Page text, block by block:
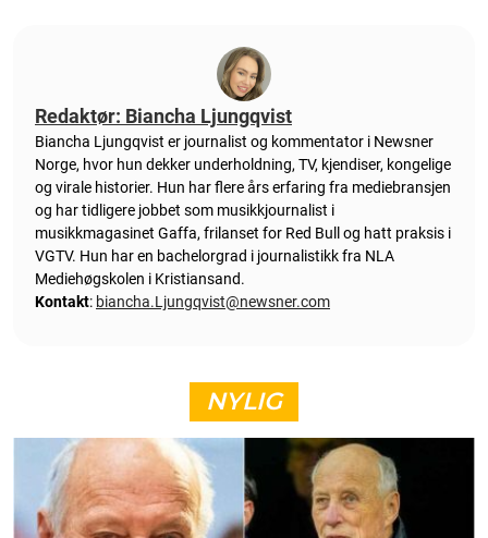
Redaktør: Biancha Ljungqvist
Biancha Ljungqvist er journalist og kommentator i Newsner
Norge, hvor hun dekker underholdning, TV, kjendiser, kongelige
og virale historier. Hun har flere års erfaring fra mediebransjen
og har tidligere jobbet som musikkjournalist i
musikkmagasinet Gaffa, frilanset for Red Bull og hatt praksis i
VGTV. Hun har en bachelorgrad i journalistikk fra NLA
Mediehøgskolen i Kristiansand.
Kontakt: biancha.Ljungqvist@newsner.com
NYLIG